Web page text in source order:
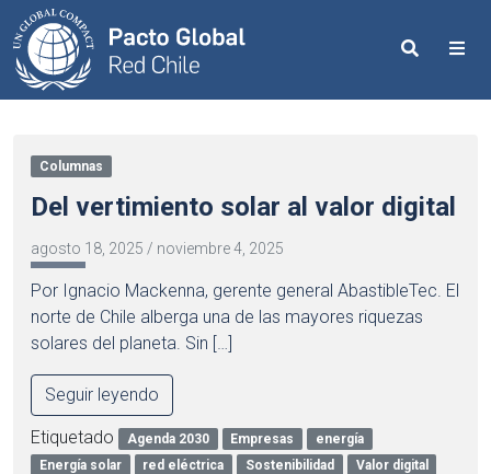
Search
Columnas
Del vertimiento solar al valor digital
agosto 18, 2025 / noviembre 4, 2025
Por Ignacio Mackenna, gerente general AbastibleTec. El
norte de Chile alberga una de las mayores riquezas
solares del planeta. Sin […]
Seguir leyendo
Etiquetado Agenda 2030 Empresas
energía
Energía solar
red eléctrica Sostenibilidad
Valor digital